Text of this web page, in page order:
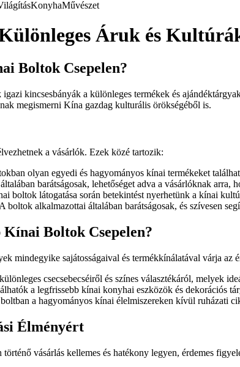
KonyhaMűvészet
Áruk és
Boltok Csepelen?
kincsesbányák a különleges termékek és
megismerni Kína gazdag kulturális örökségéből is.
a vásárlók. Ezek közé tartozik:
olyan egyedi és hagyományos kínai termékeket
barátságosak, lehetőséget adva a vásárlóknak
boltok látogatása során betekintést nyerhetünk a kínai
A boltok alkalmazottai általában barátságosak, és szívesen
Boltok Csepelen?
mindegyike sajátosságaival és termékkínálatával várja
csecsebecséiről és színes választékáról, melyek
a legfrissebb kínai konyhai eszközök és dekorációs
a hagyományos kínai élelmiszereken kívül ruházati
Élményért
vásárlás kellemes és hatékony legyen, érdemes